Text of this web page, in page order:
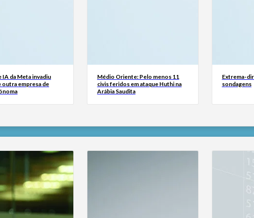
IA da Meta invadiu
outra empresa de
Médio Oriente: Pelo menos 11
civis feridos em ataque Huthi na
Arábia Saudita
Extrema-
sondagens